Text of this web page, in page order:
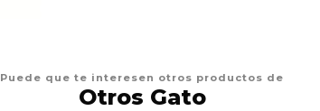
Puede que te interesen otros productos de
Otros Gato